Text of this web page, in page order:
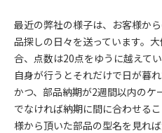
最近の弊社の様子は、お客様か
品探しの日々を送っています。
合、点数は20点をゆうに越えて
自身が行うとそれだけで日が暮
かつ、部品納期が2週間以内のケ
でなければ納期に間に合わせる
様から頂いた部品の型名を見れ